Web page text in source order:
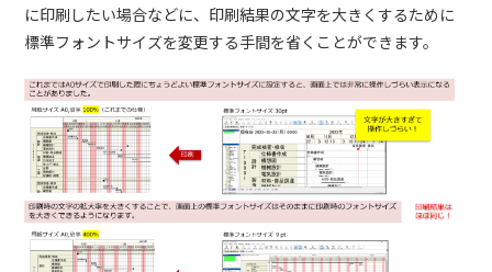
に印刷したい場合などに、印刷結果の文字を大きくするために
標準フォントサイズを変更する手間を省くことができます。